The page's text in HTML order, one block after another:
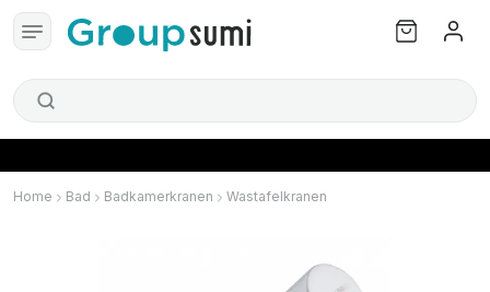
Home Bad Badkamerkranen Wastafelkranen